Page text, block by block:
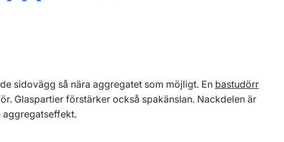
sidovägg så nära aggregatet som möjligt. En bastudörr
Glaspartier förstärker också spakänslan. Nackdelen är
aggregatseffekt.